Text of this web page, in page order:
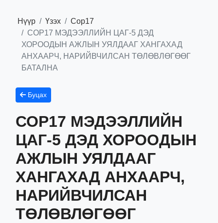
Нүүр Үзэх
Сор17
СОР17 МЭДЭЭЛЛИЙН ЦАГ-5 ДЭД
ХОРООДЫН АЖЛЫН УЯЛДААГ ХАНГАХАД
АНХААРЧ, НАРИЙВЧИЛСАН ТӨЛӨВЛӨГӨӨГ
БАТАЛНА
Буцах
СОР17 МЭДЭЭЛЛИЙН
ЦАГ-5 ДЭД ХОРООДЫН
АЖЛЫН УЯЛДААГ
ХАНГАХАД АНХААРЧ,
НАРИЙВЧИЛСАН
ТӨЛӨВЛӨГӨӨГ